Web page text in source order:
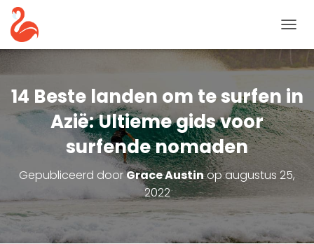
A
G
A
T
I
E
T
G
14 Beste landen om te surfen in
Azië: Ultieme gids voor
surfende nomaden
Gepubliceerd doorGrace Austinopaugustus 25,
2022